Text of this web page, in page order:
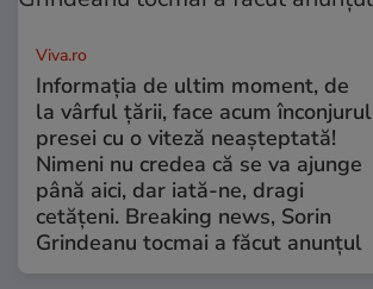
Viva.ro
Informația de ultim moment, de
la vârful țării, face acum înconjurul
presei cu o viteză neașteptată!
Nimeni nu credea că se va ajunge
până aici, dar iată-ne, dragi
cetățeni. Breaking news, Sorin
Grindeanu tocmai a făcut anunțul